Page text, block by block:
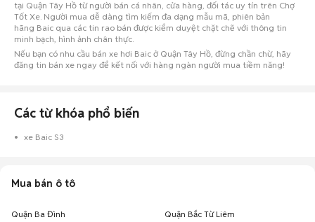
tại Quận Tây Hồ từ người bán cá nhân, cửa hàng, đối tác uy tín trên Chợ
Tốt Xe. Người mua dễ dàng tìm kiếm đa dạng mẫu mã, phiên bản
hãng Baic qua các tin rao bán được kiểm duyệt chặt chẽ với thông tin
minh bạch, hình ảnh chân thực.
Nếu bạn có nhu cầu bán xe hơi Baic ở Quận Tây Hồ, đừng chần chừ, hãy
đăng tin bán xe ngay để kết nối với hàng ngàn người mua tiềm năng!
Các từ khóa phổ biến
xe Baic S3
Mua bán ô tô
Quận Ba Đình Quận Bắc Từ Liêm